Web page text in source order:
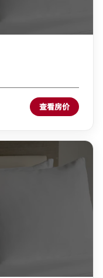
查看房价